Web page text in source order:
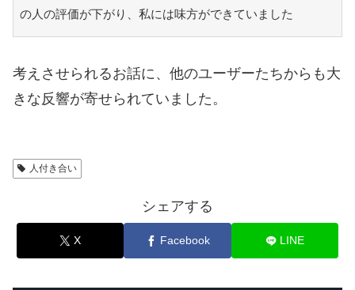
の人の評価が下がり、私には味方ができていました
考えさせられるお話に、他のユーザーたちからも大
きな反響が寄せられていました。
人付き合い
シェアする
X Facebook LINE